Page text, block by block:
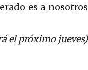
es a nosotros
el próximo jueves)